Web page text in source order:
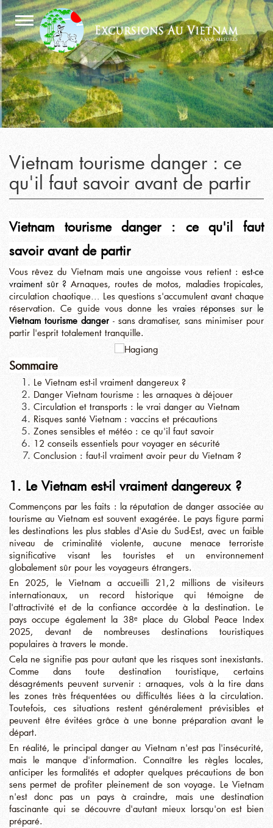
Vietnam tourisme danger : ce
qu'il faut savoir avant de partir
Vietnam tourisme danger : ce qu'il faut
savoir avant de partir
Vous rêvez du Vietnam mais une angoisse vous retient : est-ce
vraiment sûr ? Arnaques, routes de motos, maladies tropicales,
circulation chaotique… Les questions s'accumulent avant chaque
réservation. Ce guide vous donne les vraies réponses sur le
Vietnam tourisme danger- sans dramatiser, sans minimiser pour
partir l'esprit totalement tranquille.
Sommaire
Le Vietnam est-il vraiment dangereux ?
Danger Vietnam tourisme : les arnaques à déjouer
Circulation et transports : le vrai danger au Vietnam
Risques santé Vietnam : vaccins et précautions
Zones sensibles et météo : ce qu'il faut savoir
12 conseils essentiels pour voyager en sécurité
Conclusion : faut-il vraiment avoir peur du Vietnam ?
1. Le Vietnam est-il vraiment dangereux ?
Commençons par les faits : la réputation de danger associée au
tourisme au Vietnam est souvent exagérée. Le pays figure parmi
les destinations les plus stables d'Asie du Sud-Est, avec un faible
niveau de criminalité violente, aucune menace terroriste
significative visant les touristes et un environnement
globalement sûr pour les voyageurs étrangers.
En 2025, le Vietnam a accueilli 21,2 millions de visiteurs
internationaux, un record historique qui témoigne de
l'attractivité et de la confiance accordée à la destination. Le
pays occupe également la 38ᵉ place du Global Peace Index
2025, devant de nombreuses destinations touristiques
populaires à travers le monde.
Cela ne signifie pas pour autant que les risques sont inexistants.
Comme dans toute destination touristique, certains
désagréments peuvent survenir : arnaques, vols à la tire dans
les zones très fréquentées ou difficultés liées à la circulation.
Toutefois, ces situations restent généralement prévisibles et
peuvent être évitées grâce à une bonne préparation avant le
départ.
En réalité, le principal danger au Vietnam n'est pas l'insécurité,
mais le manque d'information. Connaître les règles locales,
anticiper les formalités et adopter quelques précautions de bon
sens permet de profiter pleinement de son voyage. Le Vietnam
n'est donc pas un pays à craindre, mais une destination
fascinante qui se découvre d'autant mieux lorsqu'on est bien
préparé.